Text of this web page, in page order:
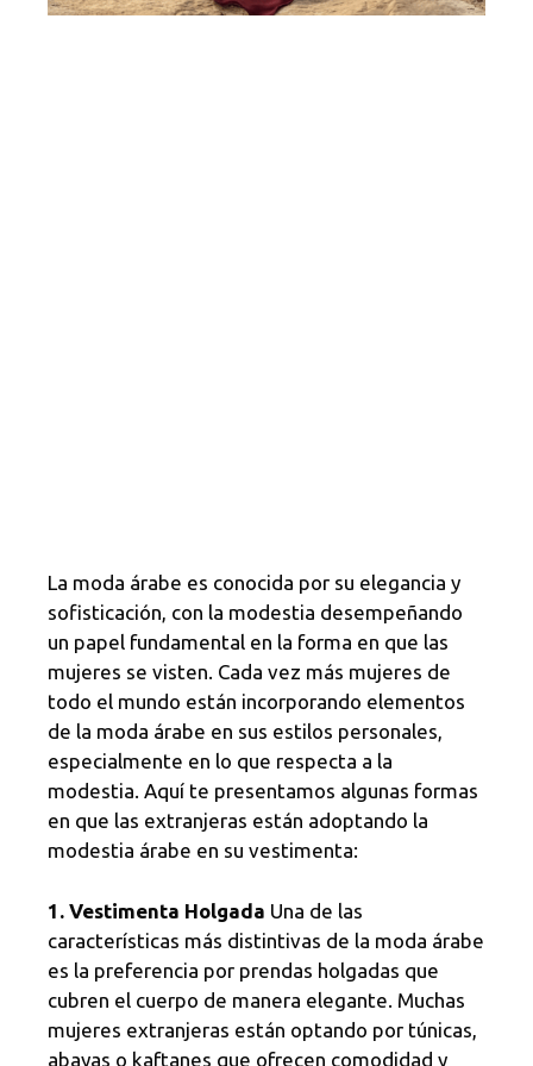
La moda árabe es conocida por su elegancia y
sofisticación, con la modestia desempeñando
un papel fundamental en la forma en que las
mujeres se visten. Cada vez más mujeres de
todo el mundo están incorporando elementos
de la moda árabe en sus estilos personales,
especialmente en lo que respecta a la
modestia. Aquí te presentamos algunas formas
en que las extranjeras están adoptando la
modestia árabe en su vestimenta:
1. Vestimenta Holgada Una de las
características más distintivas de la moda árabe
es la preferencia por prendas holgadas que
cubren el cuerpo de manera elegante. Muchas
mujeres extranjeras están optando por túnicas,
abayas o kaftanes que ofrecen comodidad y